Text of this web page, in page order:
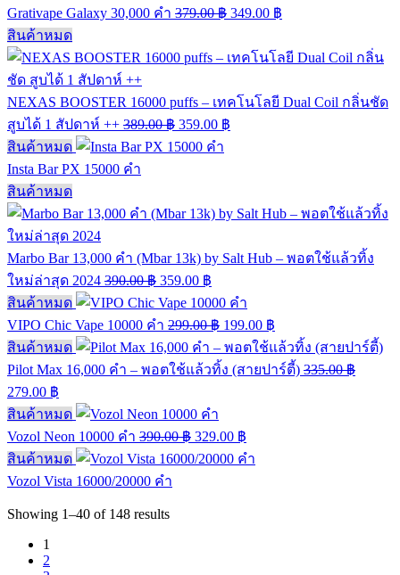
Grativape Galaxy 30,000 คำ 379.00฿ 349.00 ฿
สินค้าหมด
NEXAS BOOSTER 16000 puffs – เทคโนโลยี Dual Coil กลิ่นชัด
สูบได้ 1 สัปดาห์ ++ 389.00฿ 359.00 ฿
สินค้าหมด
Insta Bar PX 15000 คำ
สินค้าหมด
Marbo Bar 13,000 คำ (Mbar 13k) by Salt Hub – พอตใช้แล้วทิ้ง
ใหม่ล่าสุด 2024 390.00฿ 359.00 ฿
สินค้าหมด
VIPO Chic Vape 10000 คำ 299.00฿ 199.00 ฿
สินค้าหมด
Pilot Max 16,000 คำ – พอตใช้แล้วทิ้ง (สายปาร์ตี้) 335.00฿
279.00 ฿
สินค้าหมด
Vozol Neon 10000 คำ 390.00฿ 329.00 ฿
สินค้าหมด
Vozol Vista 16000/20000 คำ
Showing 1–40 of 148 results
1
2